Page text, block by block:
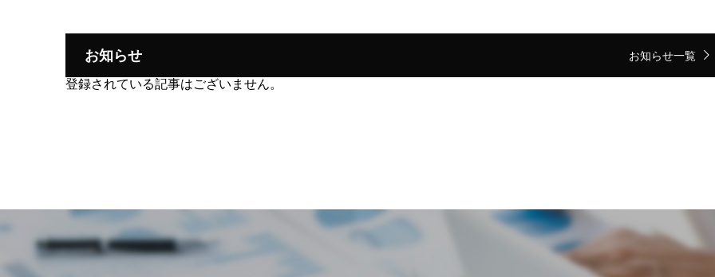
お知らせ お知らせ一覧
登録されている記事はございません。